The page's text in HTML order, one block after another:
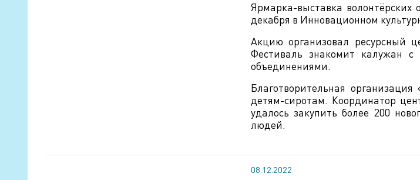
Ярмарка-выставка волонтёрских
декабря в Инновационном
Акцию организовал ресурсный
Фестиваль знакомит калужан с
объединениями.
Благотворительная
детям-сиротам. Координатор
удалось закупить более 200
людей.
08.12.2022